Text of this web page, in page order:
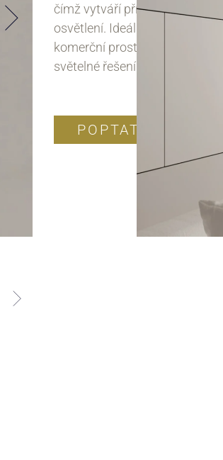
čímž vytváří příjemnou
osvětlení. Ideální volba pro
komerční prostory, kde se
světelné řešení.
POPTAT PRODUKT